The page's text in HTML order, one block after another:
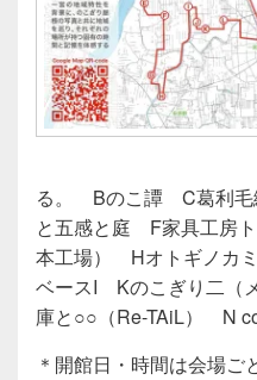
る。 Bのこ譚 C葛利
と五感と庭 F家具工房
本工場） Hオトギノカ
ベースI Kのこぎり二
庫と○○（Re-TAiL） N
＊開館日・時間は会場ご